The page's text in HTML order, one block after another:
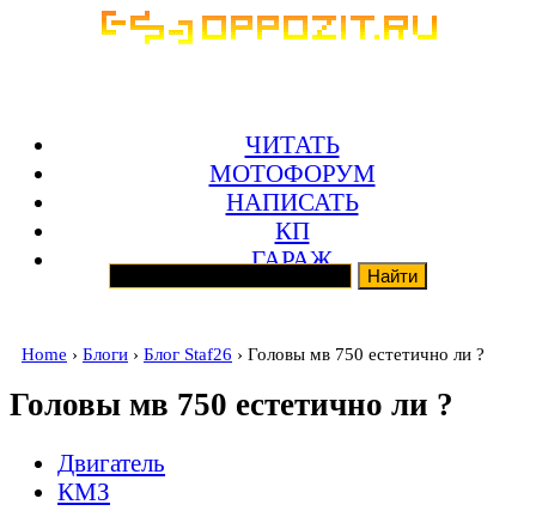
ЧИТАТЬ
МОТОФОРУМ
НАПИСАТЬ
КП
ГАРАЖ
Home › Блоги › Блог Staf26 › Головы мв 750 естетично ли ?
Головы мв 750 естетично ли ?
Двигатель
КМЗ